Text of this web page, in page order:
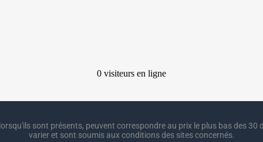
sont présents, peuvent correspondre au prix le plus bas des 30
varier et sont soumis aux conditions des sites concernés.